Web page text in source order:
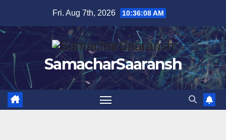
content
Fri. Aug 7th, 2026 10:36:09 AM
SamacharSaaransh